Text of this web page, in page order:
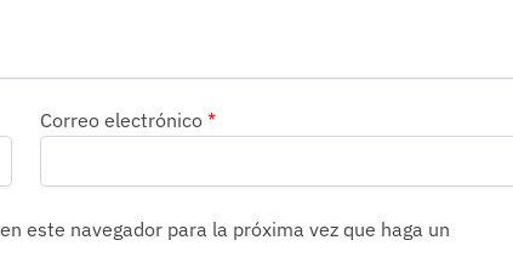
Correo electrónico *
este navegador para la próxima vez que haga un